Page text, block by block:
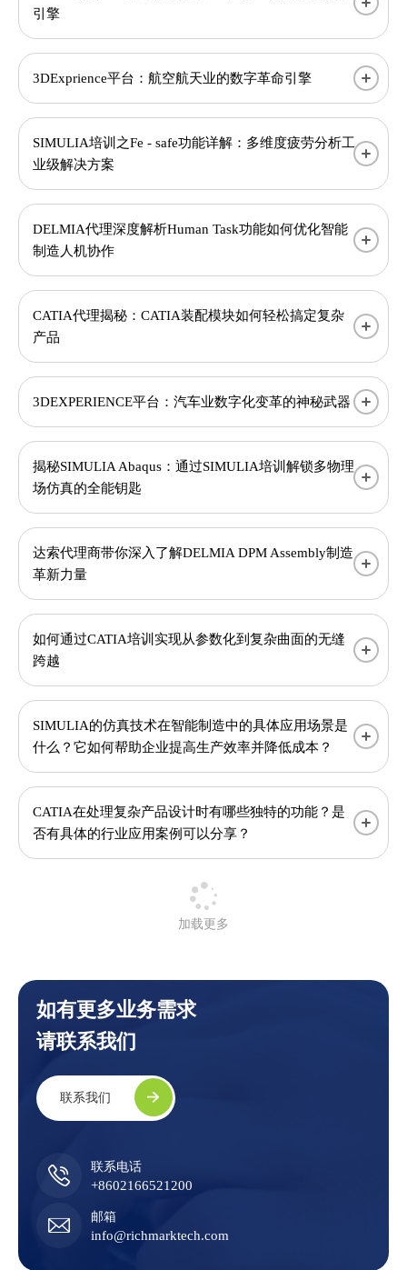
引擎
3DExprience平台：航空航天业的数字革命引擎
SIMULIA培训之Fe - safe功能详解：多维度疲劳分析工
业级解决方案
DELMIA代理深度解析Human Task功能如何优化智能
制造人机协作
CATIA代理揭秘：CATIA装配模块如何轻松搞定复杂
产品
3DEXPERIENCE平台：汽车业数字化变革的神秘武器
揭秘SIMULIA Abaqus：通过SIMULIA培训解锁多物理
场仿真的全能钥匙
达索代理商带你深入了解DELMIA DPM Assembly制造
革新力量
如何通过CATIA培训实现从参数化到复杂曲面的无缝
跨越
SIMULIA的仿真技术在智能制造中的具体应用场景是
什么？它如何帮助企业提高生产效率并降低成本？
CATIA在处理复杂产品设计时有哪些独特的功能？是
否有具体的行业应用案例可以分享？
加载更多
如有更多业务需求
请联系我们
联系我们
联系电话
+8602166521200
邮箱
info@richmarktech.com